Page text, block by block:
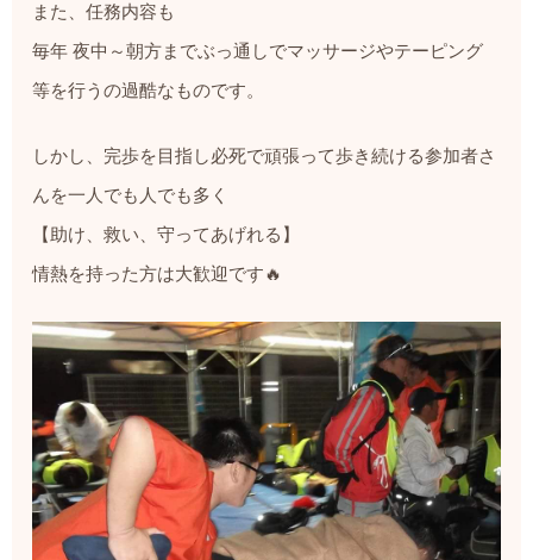
また、任務内容も
毎年 夜中～朝方までぶっ通しでマッサージやテーピング
等を行うの過酷なものです。
しかし、完歩を目指し必死で頑張って歩き続ける参加者さ
んを一人でも人でも多く
【助け、救い、守ってあげれる】
情熱を持った方は大歓迎です🔥